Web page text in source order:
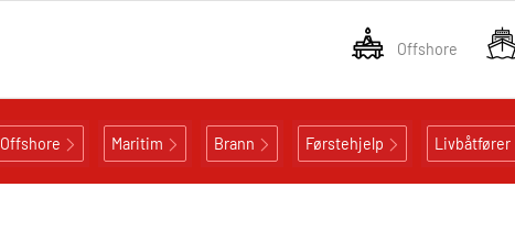
Offshore
Offshore Maritim Brann Førstehjelp Livbåtfører